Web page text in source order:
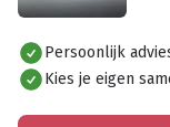
Alles bekijken
Persoonlijk
Kies je eigen